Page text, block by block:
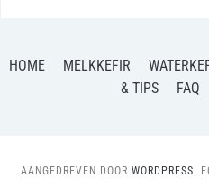
HOME MELKKEFIR
& TIPS
FAQ
AANGEDREVEN DOOR WORDPRESS.